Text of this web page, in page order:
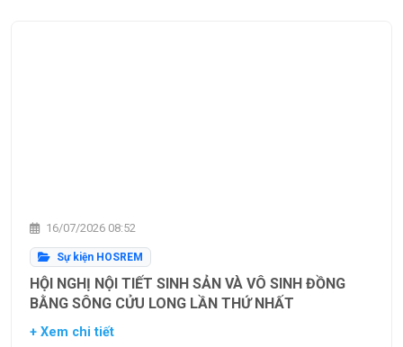
16/07/2026 08:52
Sự kiện HOSREM
HỘI NGHỊ NỘI TIẾT SINH SẢN VÀ VÔ SINH ĐỒNG
BẰNG SÔNG CỬU LONG LẦN THỨ NHẤT
+ Xem chi tiết